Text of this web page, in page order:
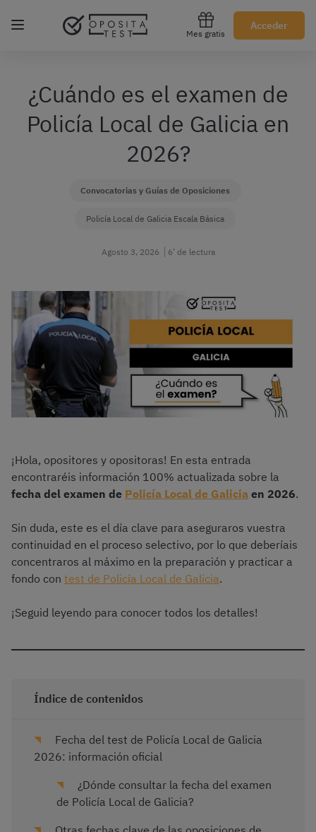
Mes gratis
Acceder
Regístrate gratis
¿Cuándo es el examen de
Policía Local de Galicia en
2026?
Convocatorias y Guías de Oposiciones
Policía Local de Galicia Escala Básica
Agosto 3, 2026 6’ de lectura
¡Hola, opositores y opositoras! En esta entrada
encontraréis información 100% actualizada sobre la
fecha del examen de Policía Local de Galicia en 2026.
Sin duda, este es el día clave para aseguraros vuestra
continuidad en el proceso selectivo, por lo que deberíais
concentraros al máximo en la preparación y practicar a
fondo con test de Policía Local de Galicia.
¡Seguid leyendo para conocer todos los detalles!
Índice de contenidos
Fecha del test de Policía Local de Galicia
2026: información oficial
¿Dónde consultar la fecha del examen
de Policía Local de Galicia?